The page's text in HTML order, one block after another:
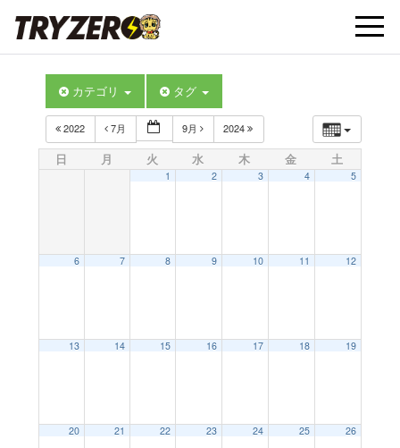
t
カテゴリ タグ
2022 7月 9月 2024
日 月 火 水 木 金 土
1 2 3 4 5
6 7 8 9 10 11 12
13 14 15 16 17 18 19
20 21 22 23 24 25 26